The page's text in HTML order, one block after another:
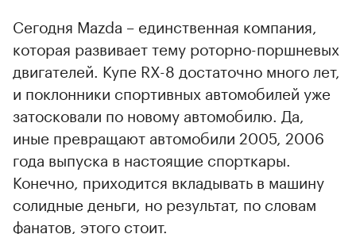
Сегодня Mazda – единственная компания,
которая развивает тему роторно-поршневых
двигателей. Купе RX-8 достаточно много лет,
и поклонники спортивных автомобилей уже
затосковали по новому автомобилю. Да,
иные превращают автомобили 2005, 2006
года выпуска в настоящие спорткары.
Конечно, приходится вкладывать в машину
солидные деньги, но результат, по словам
фанатов, этого стоит.